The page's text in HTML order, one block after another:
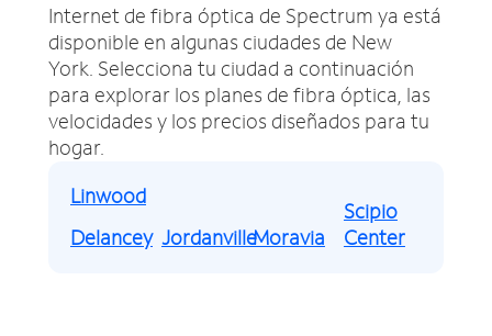
Internet de fibra óptica de Spectrum ya está
disponible en algunas ciudades de New
York. Selecciona tu ciudad a continuación
para explorar los planes de fibra óptica, las
velocidades y los precios diseñados para tu
hogar.
Linwood
Delancey JordanvilleMoravia
Scipio
Center